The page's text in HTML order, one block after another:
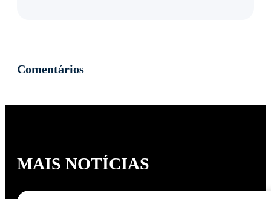
Comentários
MAIS NOTÍCIAS